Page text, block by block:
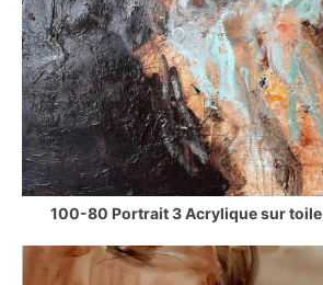
100-80 Portrait 3 Acrylique sur toile